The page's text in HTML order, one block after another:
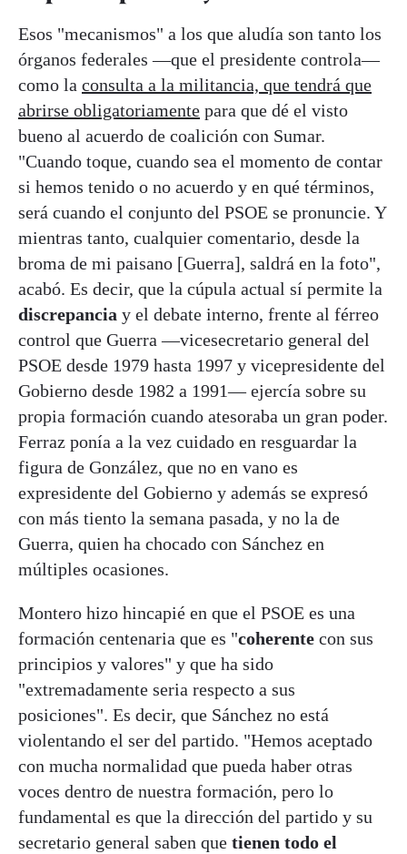
Esos "mecanismos" a los que aludía son tanto los
órganos federales —que el presidente controla—
como la consulta a la militancia, que tendrá que
abrirse obligatoriamente para que dé el visto
bueno al acuerdo de coalición con Sumar.
"Cuando toque, cuando sea el momento de contar
si hemos tenido o no acuerdo y en qué términos,
será cuando el conjunto del PSOE se pronuncie. Y
mientras tanto, cualquier comentario, desde la
broma de mi paisano [Guerra], saldrá en la foto",
acabó. Es decir, que la cúpula actual sí permite la
discrepancia y el debate interno, frente al férreo
control que Guerra —vicesecretario general del
PSOE desde 1979 hasta 1997 y vicepresidente del
Gobierno desde 1982 a 1991— ejercía sobre su
propia formación cuando atesoraba un gran poder.
Ferraz ponía a la vez cuidado en resguardar la
figura de González, que no en vano es
expresidente del Gobierno y además se expresó
con más tiento la semana pasada, y no la de
Guerra, quien ha chocado con Sánchez en
múltiples ocasiones.
Montero hizo hincapié en que el PSOE es una
formación centenaria que es "coherente con sus
principios y valores" y que ha sido
"extremadamente seria respecto a sus
posiciones". Es decir, que Sánchez no está
violentando el ser del partido. "Hemos aceptado
con mucha normalidad que pueda haber otras
voces dentro de nuestra formación, pero lo
fundamental es que la dirección del partido y su
secretario general saben que tienen todo el